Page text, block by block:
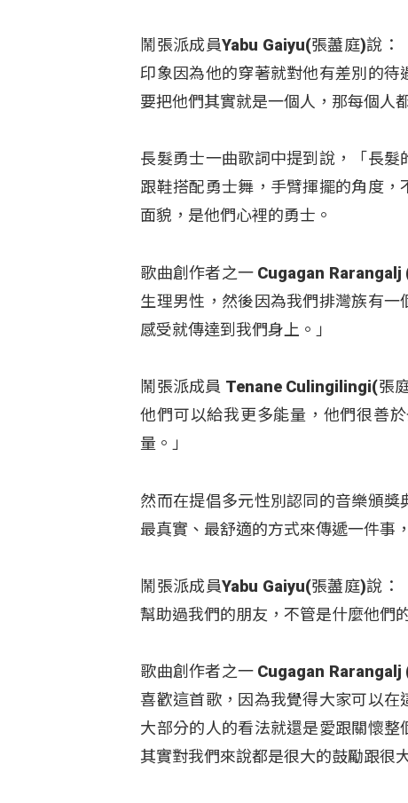
鬧張派成員Yabu Gaiyu(張藎庭)說
印象因為他的穿著就對他有差別的
要把他們其實就是一個人，那每個人
長髮勇士一曲歌詞中提到說，「長
跟鞋搭配勇士舞，手臂揮擺的角度
面貌，是他們心裡的勇士。
歌曲創作者之一 Cugagan
生理男性，然後因為我們排灣族有
感受就傳達到我們身上。」
鬧張派成員 Tenane Culingilingi(張
他們可以給我更多能量，他們很善
量。」
然而在提倡多元性別認同的音樂頒
最真實、最舒適的方式來傳遞一件事
鬧張派成員Yabu Gaiyu(張藎庭)說
幫助過我們的朋友，不管是什麼他們
歌曲創作者之一 Cugagan
喜歡這首歌，因為我覺得大家可以
大部分的人的看法就還是愛跟關懷整
其實對我們來說都是很大的鼓勵跟很